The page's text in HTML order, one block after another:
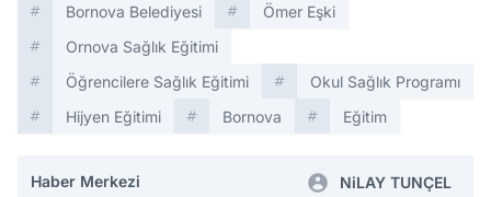
Bornova Belediyesi
Ömer Eşki
Ornova Sağlık Eğitimi
Öğrencilere Sağlık Eğitimi
Okul Sağlık Programı
Hijyen Eğitimi
Bornova Eğitim
Haber Merkezi NiLAY TUNÇEL